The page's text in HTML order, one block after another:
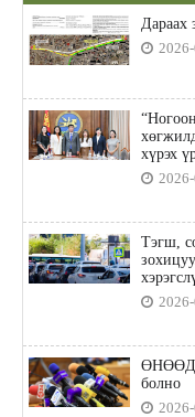
Дараах
хүрэх
Тэгш,
болно